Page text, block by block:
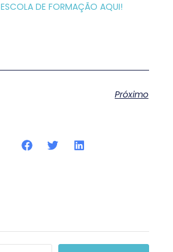
ESCOLA DE FORMAÇÃO AQUI!
Próximo